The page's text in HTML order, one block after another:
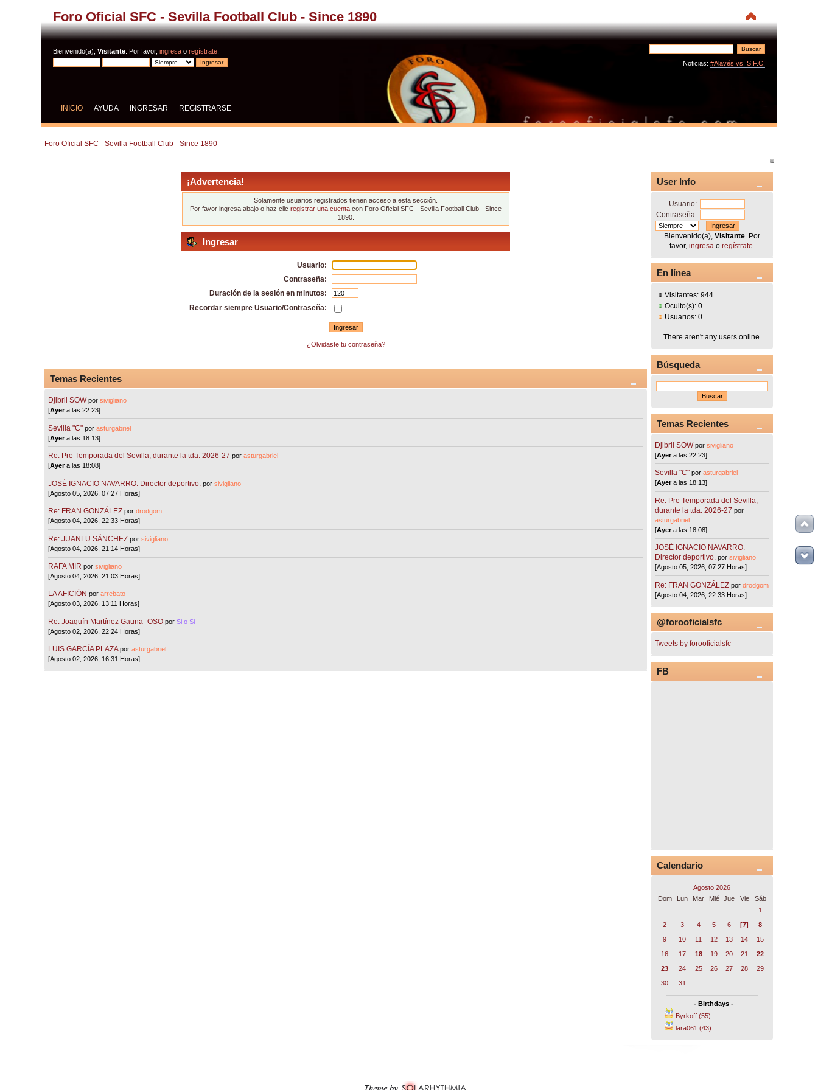
Foro Oficial SFC - Sevilla Football Club - Since 1890
Bienvenido(a),Visitante . Por favor,ingresa oregístrate
Noticias: #Alavés vs. S.F.C.
INICIO AYUDA INGRESAR REGISTRARSE
Foro Oficial SFC - Sevilla Football Club - Since 1890
¡Advertencia!
Solamente usuarios registrados tienen acceso a esta sección.
Por favor ingresa abajo o haz clicregistrar una cuenta con Foro Oficial SFC - Sevilla Football Club - Since
1890.
Ingresar
Usuario:
Contraseña:
Duración de la sesión en minutos:
Recordar siempre Usuario/Contraseña:
¿Olvidaste tu contraseña?
Temas Recientes
Djibril SOW porsivigliano
[Ayera las 22:23]
Sevilla "C"porasturgabriel
[Ayera las 18:13]
Re: Pre Temporada del Sevilla, durante la tda. 2026-27 porasturgabriel
[Ayera las 18:08]
JOSÉ IGNACIO NAVARRO. Director deportivo. porsivigliano
[Agosto 05, 2026, 07:27 Horas]
Re: FRAN GONZÁLEZ pordrodgom
[Agosto 04, 2026, 22:33 Horas]
Re: JUANLU SÁNCHEZ porsivigliano
[Agosto 04, 2026, 21:14 Horas]
RAFA MIR porsivigliano
[Agosto 04, 2026, 21:03 Horas]
LA AFICIÓN porarrebato
[Agosto 03, 2026, 13:11 Horas]
Re: Joaquín Martínez Gauna- OSO porSi o Si
[Agosto 02, 2026, 22:24 Horas]
LUIS GARCÍA PLAZA porasturgabriel
[Agosto 02, 2026, 16:31 Horas]
User Info
Usuario:
Contraseña:
Bienvenido(a),Visitante . Por
favor,ingresa oregístrate
En línea
Visitantes: 944
Oculto(s): 0
Usuarios: 0
There aren't any users online.
Búsqueda
Temas Recientes
Djibril SOW porsivigliano
[Ayera las 22:23]
Sevilla "C"porasturgabriel
[Ayera las 18:13]
Re: Pre Temporada del Sevilla,
durante la tda. 2026-27 por
asturgabriel
[Ayera las 18:08]
JOSÉ IGNACIO NAVARRO.
Director deportivo. porsivigliano
[Agosto 05, 2026, 07:27 Horas]
Re: FRAN GONZÁLEZ pordrodgom
[Agosto 04, 2026, 22:33 Horas]
@forooficialsfc
Tweets by forooficialsfc
FB
Calendario
Agosto 2026
Dom
Lun Mar Mié Jue Vie
Sáb
1
2
3 4 5 6 [7]
8
9
10 11 12 13 14
15
16
17 18 19 20 21
22
23
24 25 26 27 28
29
30
31
- Birthdays -
Byrkoff (55)
lara061 (43)